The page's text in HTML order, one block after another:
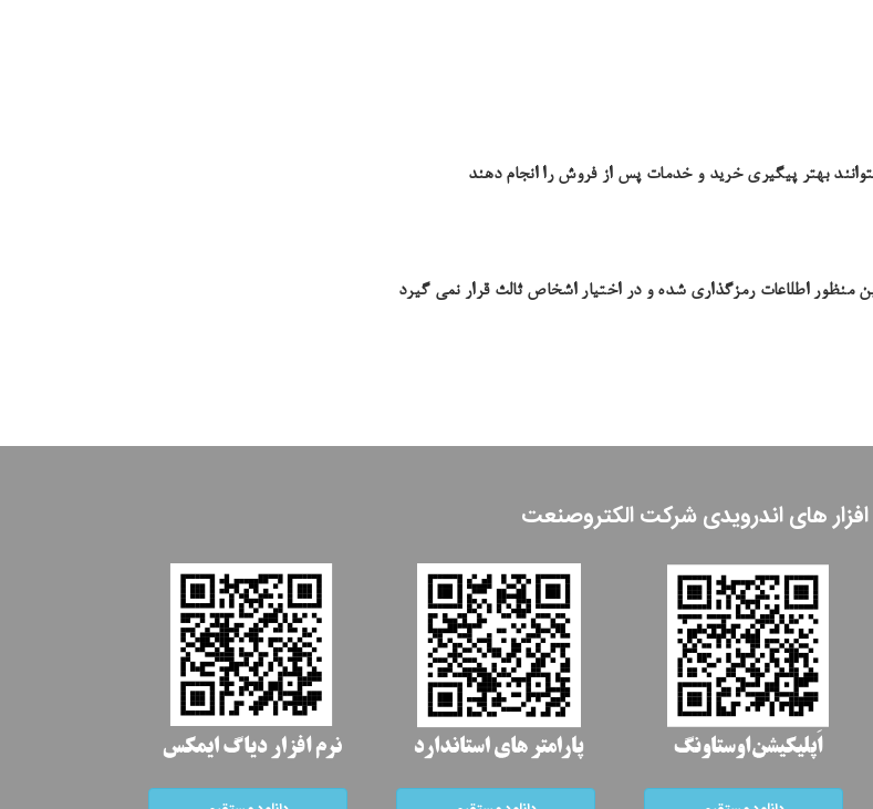
بهتر پیگیری خرید و خدمات پس از فروش را انجام دهند
اطلاعات رمزگذاری شده و در اختیار اشخاص ثالث قرار نمی گیرد
های اندرویدی شرکت الکتروصنعت